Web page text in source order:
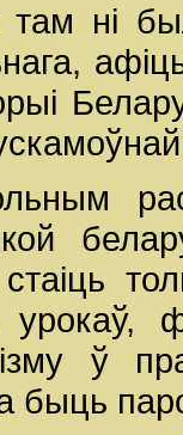
ні
урокаў,
ў
быць